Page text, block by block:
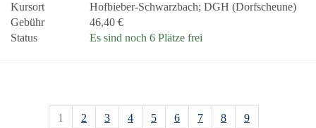
Kursort
Hofbieber-Schwarzbach; DGH (Dorfscheune)
Gebühr
46,40 €
Status
Es sind noch 6 Plätze frei
1 2 3 4 5 6 7 8 9